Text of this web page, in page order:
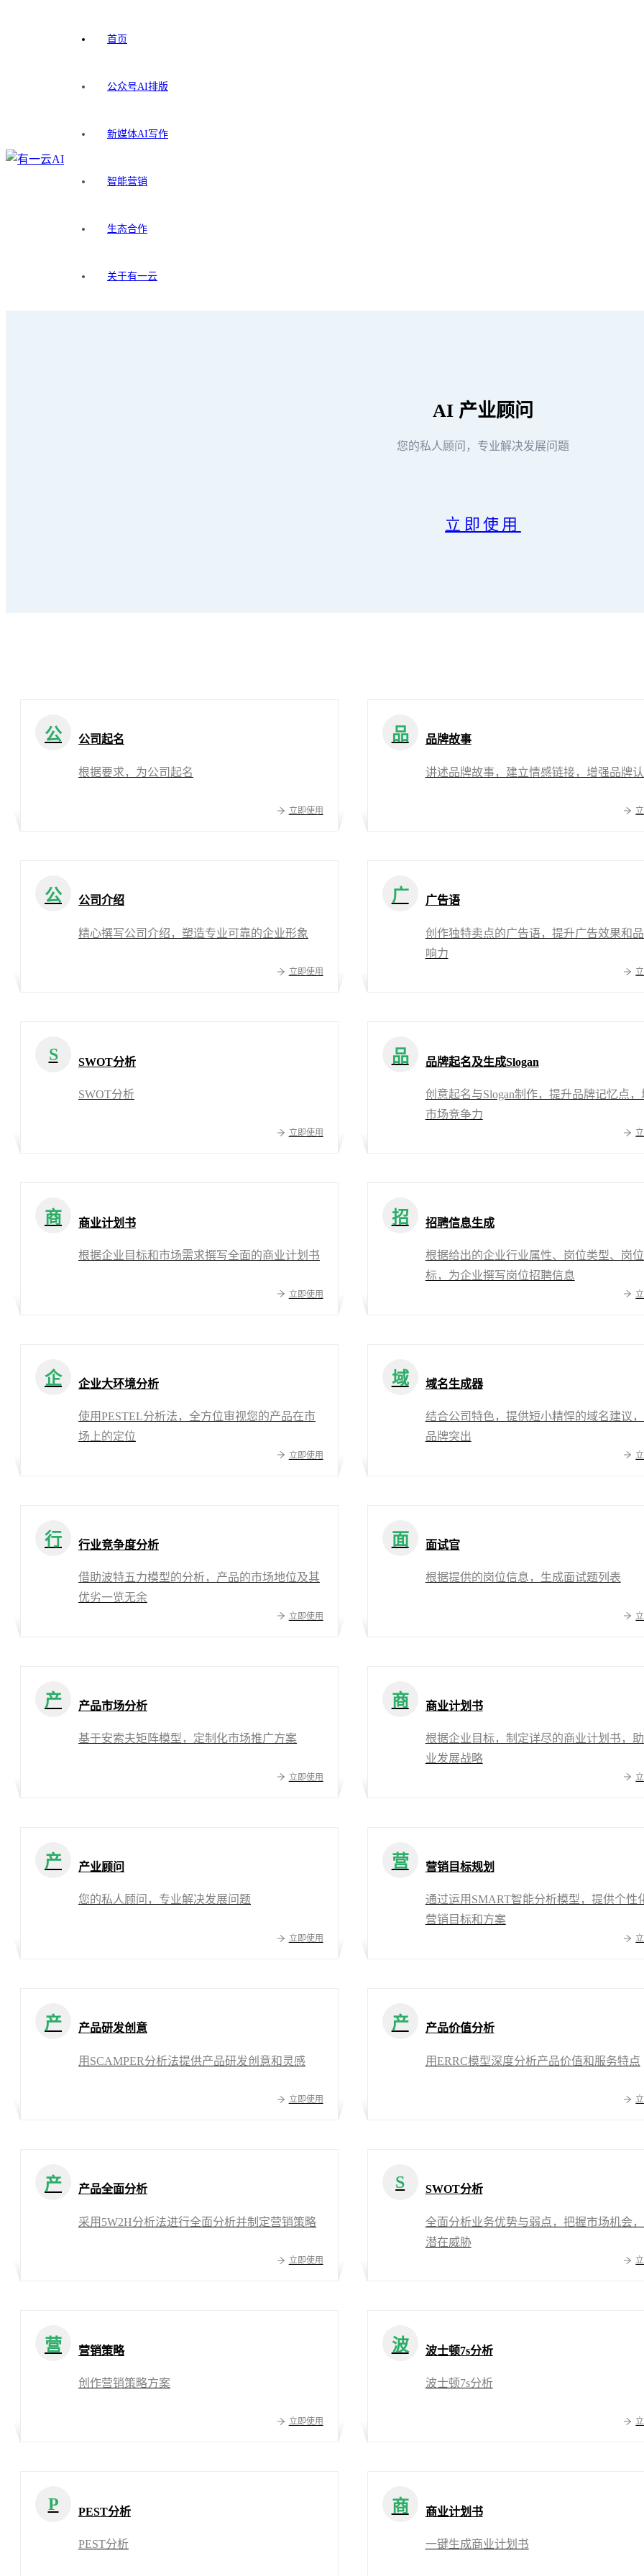
首页
公众号AI排版
新媒体AI写作
智能营销
生态合作
关于有一云
AI 产业顾问
您的私人顾问，专业解决发展问题
立即使用
公 公司起名
根据要求，为公司起名
立即使用
品 品牌故事
讲述品牌故事，建立情感链接，增强品牌
公 公司介绍
精心撰写公司介绍，塑造专业可靠的企业形象
立即使用
广 广告语
创作独特卖点的广告语，提升广告效果和
响力
S SWOT分析
SWOT分析
立即使用
品 品牌起名及生成Slogan
创意起名与Slogan制作，提升品牌记忆点，
市场竞争力
商 商业计划书
根据企业目标和市场需求撰写全面的商业计划书
立即使用
招 招聘信息生成
根据给出的企业行业属性、岗位类型、岗位
标，为企业撰写岗位招聘信息
企 企业大环境分析
使用PESTEL分析法，全方位审视您的产品在市
场上的定位
立即使用
域 域名生成器
结合公司特色，提供短小精悍的域名建议
品牌突出
行 行业竞争度分析
借助波特五力模型的分析，产品的市场地位及其
优劣一览无余
立即使用
面 面试官
根据提供的岗位信息，生成面试题列表
产 产品市场分析
基于安索夫矩阵模型，定制化市场推广方案
立即使用
商 商业计划书
根据企业目标，制定详尽的商业计划书，
业发展战略
产 产业顾问
您的私人顾问，专业解决发展问题
立即使用
营 营销目标规划
通过运用SMART智能分析模型，提供个性
营销目标和方案
产 产品研发创意
用SCAMPER分析法提供产品研发创意和灵感
立即使用
产 产品价值分析
用ERRC模型深度分析产品价值和服务特点
产 产品全面分析
采用5W2H分析法进行全面分析并制定营销策略
立即使用
S SWOT分析
全面分析业务优势与弱点，把握市场机会
潜在威胁
营 营销策略
创作营销策略方案
立即使用
波 波士顿7s分析
波士顿7s分析
P PEST分析
PEST分析
商 商业计划书
一键生成商业计划书